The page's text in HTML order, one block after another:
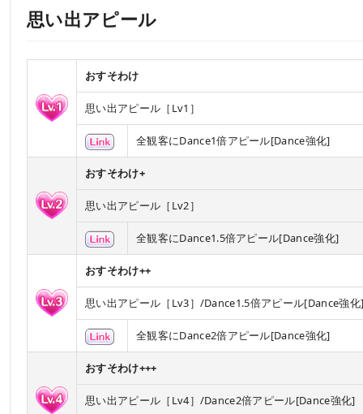
思い出アピール
おすそわけ
思い出アピール［Lv1］
全観客にDance1倍アピール[Dance強化]
おすそわけ+
思い出アピール［Lv2］
全観客にDance1.5倍アピール[Dance強化]
おすそわけ++
思い出アピール［Lv3］/Dance1.5倍アピール[Dance強
全観客にDance2倍アピール[Dance強化]
おすそわけ+++
思い出アピール［Lv4］/Dance2倍アピール[Dance強化]